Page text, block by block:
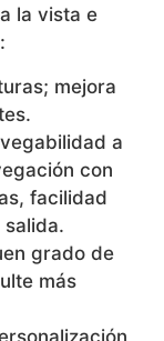
la vista e
mejora
a
con
facilidad
grado de
más